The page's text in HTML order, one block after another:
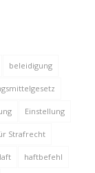
beleidigung
Einstellung
Strafrecht
haftbefehl